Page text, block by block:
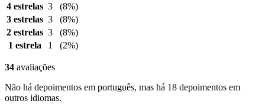
4 estrelas 3
(8%)
3 estrelas 3
(8%)
2 estrelas 3
(8%)
1 estrela
1 (2%)
34 avaliações
Não há depoimentos em português, mas há 18 depoimentos em
outros idiomas.